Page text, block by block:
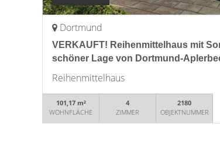
Dortmund
VERKAUFT! Reihenmittelhaus mit
schöner Lage von Dortmund-
Reihenmittelhaus
101,17 m²
WOHNFLÄCHE
4
ZIMMER
2180
OBJEKTNUMMER